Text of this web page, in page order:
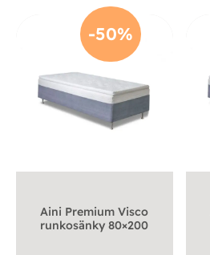
-50%
Aini Premium Visco
runkosänky 80×200